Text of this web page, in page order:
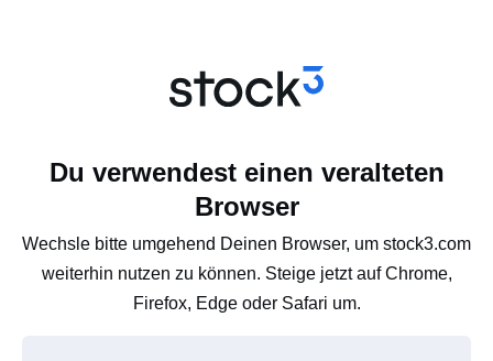
Du verwendest einen veralteten
Browser
Wechsle bitte umgehend Deinen Browser, um stock3.com
weiterhin nutzen zu können. Steige jetzt auf Chrome,
Firefox, Edge oder Safari um.